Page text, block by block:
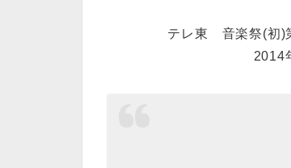
テレ東 音楽祭(初)
2014